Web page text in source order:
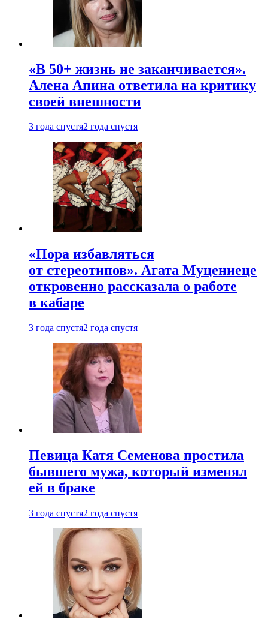
«В 50+ жизнь не заканчивается».
Алена Апина ответила на критику
своей внешности
3 года спустя2 года спустя
«Пора избавляться
от стереотипов». Агата Муцениеце
откровенно рассказала о работе
в кабаре
3 года спустя2 года спустя
Певица Катя Семенова простила
бывшего мужа, который изменял
ей в браке
3 года спустя2 года спустя